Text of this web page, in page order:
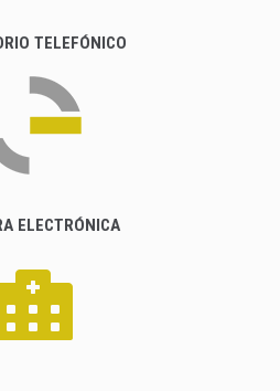
TELEFÓNICO
ELECTRÓNICA